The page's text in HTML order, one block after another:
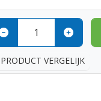
PRODUCT VERGELIJK